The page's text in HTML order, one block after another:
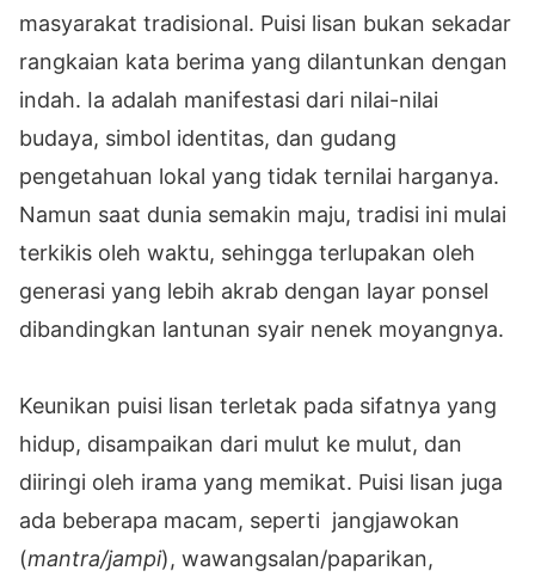
masyarakat tradisional. Puisi lisan bukan sekadar
rangkaian kata berima yang dilantunkan dengan
indah. Ia adalah manifestasi dari nilai-nilai
budaya, simbol identitas, dan gudang
pengetahuan lokal yang tidak ternilai harganya.
Namun saat dunia semakin maju, tradisi ini mulai
terkikis oleh waktu, sehingga terlupakan oleh
generasi yang lebih akrab dengan layar ponsel
dibandingkan lantunan syair nenek moyangnya.
Keunikan puisi lisan terletak pada sifatnya yang
hidup, disampaikan dari mulut ke mulut, dan
diiringi oleh irama yang memikat. Puisi lisan juga
ada beberapa macam, seperti jangjawokan
(mantra/jampi), wawangsalan/paparikan,